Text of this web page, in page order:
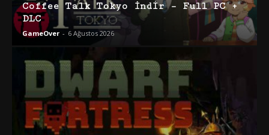
Coffee Talk Tokyo İndir – Full PC +
DLC
GameOver - 6 Ağustos 2026